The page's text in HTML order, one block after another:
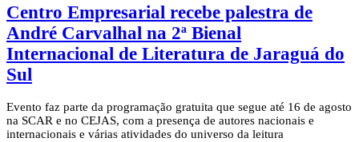
Centro Empresarial recebe palestra de
André Carvalhal na 2ª Bienal
Internacional de Literatura de Jaraguá do
Sul
Evento faz parte da programação gratuita que segue até 16 de agosto
na SCAR e no CEJAS, com a presença de autores nacionais e
internacionais e várias atividades do universo da leitura